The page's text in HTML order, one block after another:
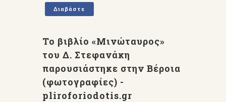
Διαβάστε
Το βιβλίο «Μινώταυρος»
του Δ. Στεφανάκη
παρουσιάστηκε στην Βέροια
(φωτογραφίες) -
pliroforiodotis.gr